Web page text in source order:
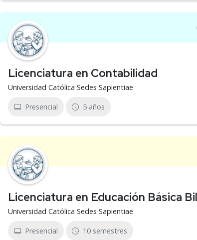
Licenciatura en Contabilidad
Universidad Católica Sedes Sapientiae
Presencial 5 años
Licenciatura en Educación Básica
Universidad Católica Sedes Sapientiae
Presencial 10 semestres